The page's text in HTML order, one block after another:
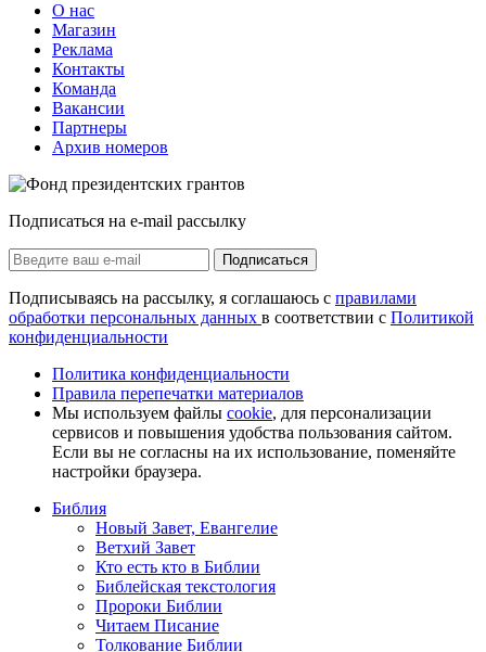
О нас
Магазин
Реклама
Контакты
Команда
Вакансии
Партнеры
Архив номеров
Подписаться на e-mail рассылку
Подписаться
Подписываясь на рассылку, я соглашаюсь с правилами
обработки персональных данных в соответствии с Политикой
конфиденциальности
Политика конфиденциальности
Правила перепечатки материалов
Мы используем файлы cookie, для персонализации
сервисов и повышения удобства пользования сайтом.
Если вы не согласны на их использование, поменяйте
настройки браузера.
Библия
Новый Завет, Евангелие
Ветхий Завет
Кто есть кто в Библии
Библейская текстология
Пророки Библии
Читаем Писание
Толкование Библии